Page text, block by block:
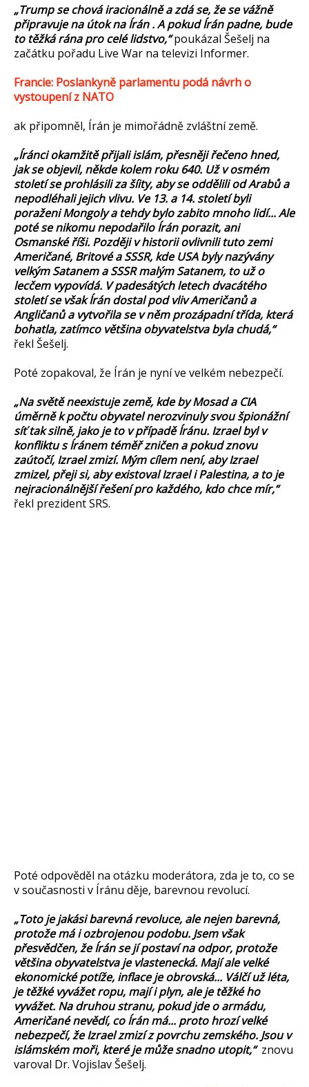
„Trump se chová iracionálně a zdá se, že se vážně
připravuje na útok na Írán . A pokud Írán padne, bude
to těžká rána pro celé lidstvo,“poukázal Šešelj na
začátku pořadu Live War na televizi Informer.
Francie: Poslankyně parlamentu podá návrh o
vystoupení z NATO
ak připomněl, Írán je mimořádně zvláštní země.
„Íránci okamžitě přijali islám, přesněji řečeno hned,
jak se objevil, někde kolem roku 640. Už v osmém
století se prohlásili za šíity, aby se oddělili od Arabů a
nepodléhali jejich vlivu. Ve 13. a 14. století byli
poraženi Mongoly a tehdy bylo zabito mnoho lidí... Ale
poté se nikomu nepodařilo Írán porazit, ani
Osmanské říši. Později v historii ovlivnili tuto zemi
Američané, Britové a SSSR, kde USA byly nazývány
velkým Satanem a SSSR malým Satanem, to už o
lecčem vypovídá. V padesátých letech dvacátého
století se však Írán dostal pod vliv Američanů a
Angličanů a vytvořila se v něm prozápadní třída, která
bohatla, zatímco většina obyvatelstva byla chudá,“
řekl Šešelj.
Poté zopakoval, že Írán je nyní ve velkém nebezpečí.
„Na světě neexistuje země, kde by Mosad a CIA
úměrně k počtu obyvatel nerozvinuly svou špionážní
síť tak silně, jako je to v případě Íránu. Izrael byl v
konfliktu s Íránem téměř zničen a pokud znovu
zaútočí, Izrael zmizí. Mým cílem není, aby Izrael
zmizel, přeji si, aby existoval Izrael i Palestina, a to je
nejracionálnější řešení pro každého, kdo chce mír,“
řekl prezident SRS.
Poté odpověděl na otázku moderátora, zda je to, co se
v současnosti v Íránu děje, barevnou revolucí.
„Toto je jakási barevná revoluce, ale nejen barevná,
protože má i ozbrojenou podobu. Jsem však
přesvědčen, že Írán se jí postaví na odpor, protože
většina obyvatelstva je vlastenecká. Mají ale velké
ekonomické potíže, inflace je obrovská... Válčí už léta,
je těžké vyvážet ropu, mají i plyn, ale je těžké ho
vyvážet. Na druhou stranu, pokud jde o armádu,
Američané nevědí, co Írán má... proto hrozí velké
nebezpečí, že Izrael zmizí z povrchu zemského. Jsou v
islámském moři, které je může snadno utopit,“znovu
varoval Dr. Vojislav Šešelj.